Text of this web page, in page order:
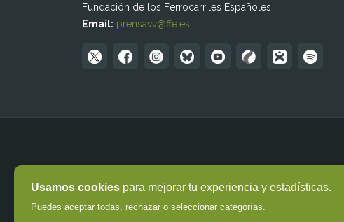
Usamos cookies para mejorar tu experiencia y estadísticas.
Puedes aceptar todas, rechazar o seleccionar categorías.
Fundación de los Ferrocarriles Españoles
Email: prensavv@ffe.es